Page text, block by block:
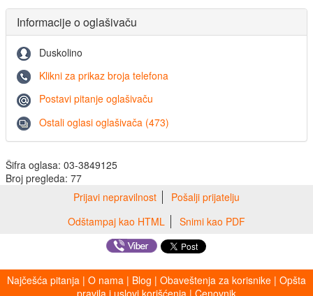
Informacije o oglašivaču
Duskolino
Klikni za prikaz broja telefona
Postavi pitanje oglašivaču
Ostali oglasi oglašivača (473)
Šifra oglasa: 03-3849125
Broj pregleda: 77
Prijavi nepravilnost
Pošalji prijatelju
Odštampaj kao HTML
Snimi kao PDF
Najčešća pitanja | O nama | Blog | Obaveštenja za korisnike | Opšta
pravila i uslovi korišćenja | Cenovnik